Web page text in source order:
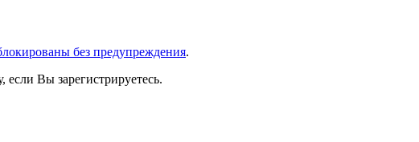
без предупреждения.
Вы зарегистрируетесь.